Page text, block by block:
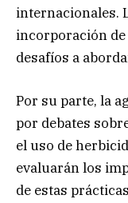
internacionales.
incorporación
desafíos a
Por su parte, la
por debates
el uso de
evaluarán los
de estas